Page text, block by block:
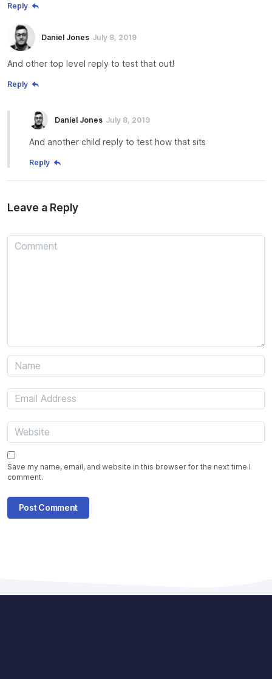
Reply
Daniel Jones July 8, 2019
And other top level reply to test that out!
Reply
Daniel Jones July 8, 2019
And another child reply to test how that sits
Reply
Leave a Reply
Save my name, email, and website in this browser for the next time I
comment.